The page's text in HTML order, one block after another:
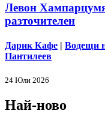
Левон
разточителен
Дарик Кафе | Водещи
Пантилеев
24 Юли 2026
Най-ново